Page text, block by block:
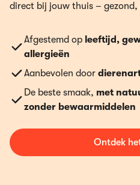
direct bij jouw thuis – gezond,
Afgestemd op leeftijd,
allergieën
Aanbevolen door
De beste smaak, met
zonder bewaarmiddelen
Ontdek